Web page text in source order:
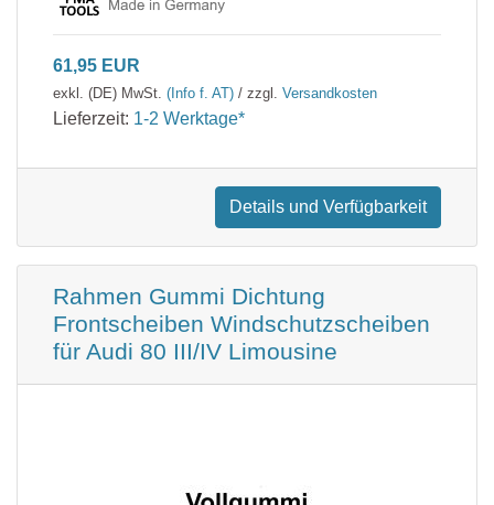
61,95 EUR
exkl. (DE) MwSt. (Info f. AT) / zzgl. Versandkosten
Lieferzeit: 1-2 Werktage*
Details und Verfügbarkeit
Rahmen Gummi Dichtung
Frontscheiben Windschutzscheiben
für Audi 80 III/IV Limousine